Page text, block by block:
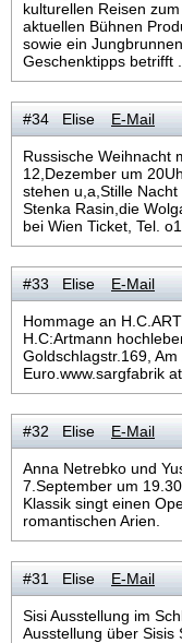
kulturellen Reisen
aktuellen Bühnen
sowie ein
Geschenktipps betrifft ...
#34 Elise E-Mail
Russische Weihnacht
12,Dezember um
stehen u,a,Stille
Stenka Rasin,die
bei Wien Ticket, Tel.
#33 Elise E-Mail
Hommage an
H.C:Artmann
Goldschlagstr.169,
Euro.www.sargfabrik at.
#32 Elise E-Mail
Anna Netrebko und
7.September um
Klassik singt einen
romantischen Arien.
#31 Elise E-Mail
Sisi Ausstellung im
Ausstellung über Sisis